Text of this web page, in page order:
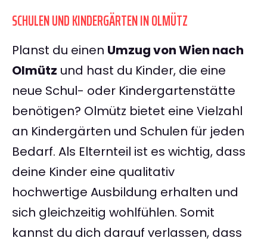
SCHULEN UND KINDERGÄRTEN IN OLMÜTZ
Planst du einen Umzug von Wien nach
Olmütz und hast du Kinder, die eine
neue Schul- oder Kindergartenstätte
benötigen? Olmütz bietet eine Vielzahl
an Kindergärten und Schulen für jeden
Bedarf. Als Elternteil ist es wichtig, dass
deine Kinder eine qualitativ
hochwertige Ausbildung erhalten und
sich gleichzeitig wohlfühlen. Somit
kannst du dich darauf verlassen, dass